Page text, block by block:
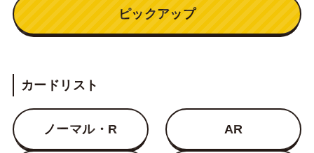
ピックアップ
カードリスト
ノーマル・R AR